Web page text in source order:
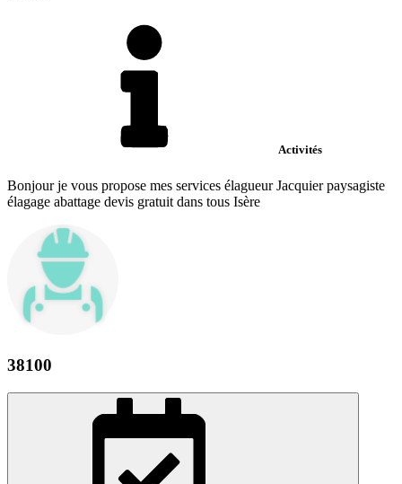
Activités
Bonjour je vous propose mes services élagueur Jacquier paysagiste
élagage abattage devis gratuit dans tous Isère
38100